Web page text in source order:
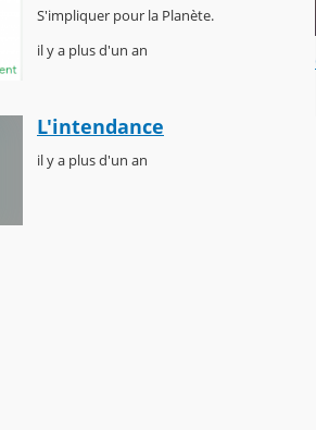
S'impliquer pour la Planète.
il y a plus d'un an
L'intendance
il y a plus d'un an